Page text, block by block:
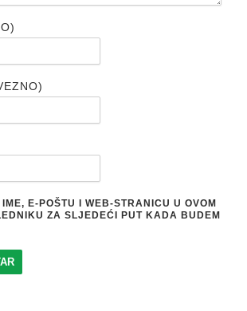
E-POŠTU I WEB-STRANICU U OVOM
ZA SLJEDEĆI PUT KADA BUDEM